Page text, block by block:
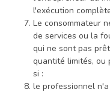
l'exécution
Le consommateur
de services ou la
qui ne sont pas
quantité limités, ou
si :
le professionnel